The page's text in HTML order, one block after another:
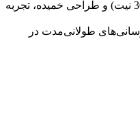
است. نمایشگر با روشنایی بالا (تا 3000 نیت) و طراحی خمیده، تجربه
طولانی‌مدت در